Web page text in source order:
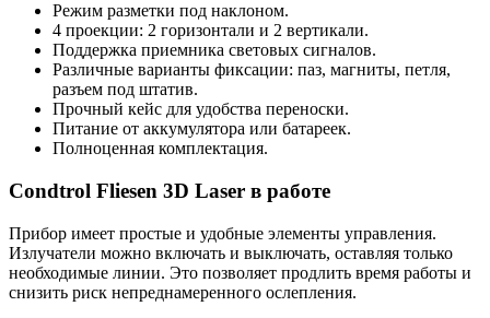
Режим разметки под наклоном.
4 проекции: 2 горизонтали и 2 вертикали.
Поддержка приемника световых сигналов.
Различные варианты фиксации: паз, магниты, петля,
разъем под штатив.
Прочный кейс для удобства переноски.
Питание от аккумулятора или батареек.
Полноценная комплектация.
Condtrol Fliesen 3D Laser в работе
Прибор имеет простые и удобные элементы управления.
Излучатели можно включать и выключать, оставляя только
необходимые линии. Это позволяет продлить время работы и
снизить риск непреднамеренного ослепления.